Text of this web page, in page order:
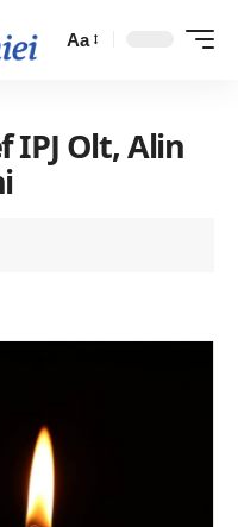
Aa
IPJ Olt, Alin